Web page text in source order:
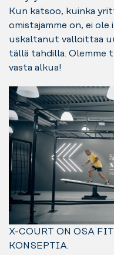
Kun katsoo, kuinka
omistajamme on, ei
uskaltanut valloittaa
tällä tahdilla.
vasta alkua!
X-COURT ON OSA
KONSEPTIA.